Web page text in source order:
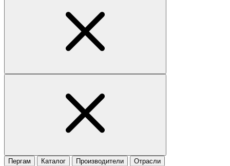
Пергам Каталог Производители Отрасли